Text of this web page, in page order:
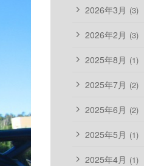
2026年3月 (3)
2026年2月 (3)
2025年8月 (1)
2025年7月 (2)
2025年6月 (2)
2025年5月 (1)
2025年4月 (1)